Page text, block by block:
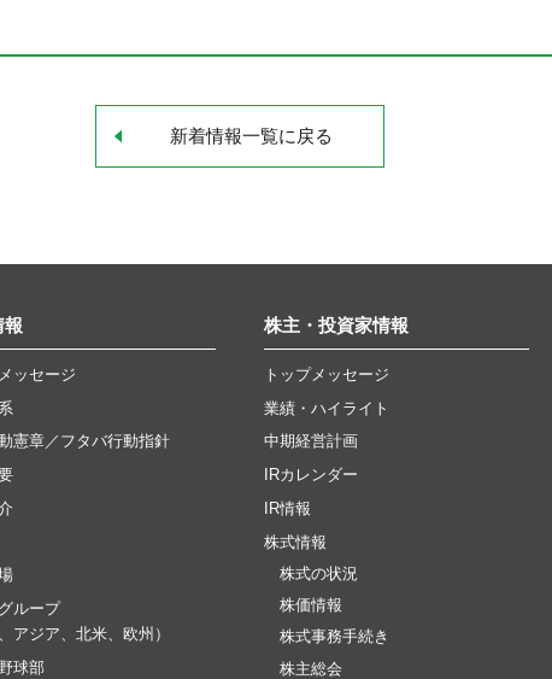
新着情報一覧に戻る
報
ッセージ
憲章／フタバ行動指針
ループ
アジア、北米、欧州）
球部
株主・投資家情報
トップメッセージ
業績・ハイライト
中期経営計画
IRカレンダー
IR情報
株式情報
株式の状況
株価情報
株式事務手続き
株主総会